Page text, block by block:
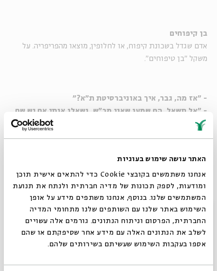
האתר עושה שימוש בעוגיות
אנחנו משתמשים בקובצי Cookie כדי להתאים אישית תוכן
ומודעות, לספק תכונות של מדיה חברתית ולנתח את תנועת
המשתמשים שלנו. בנוסף, אנחנו משתפים מידע על אופן
השימוש באתר שלנו עם השותפים שלנו מתחומי המדיה
החברתית, הפרסום וניתוח הנתונים. גורמים אלה עשויים
לשלב את הנתונים האלה עם מידע אחר שסיפקתם או שהם
אספו בעקבות השימוש שעשיתם בשירותים שלהם.
בן קיפוחים
אדם שגדל בשכונת קיפוח, או לחלופין, מוצאו מהפריפריה. על
משקל "בן טיפוחים".
- "אז מה, גבר, איך באוניברסיטת ת"א?"
- "אל תשאל, הם שמעו שאני מב"ש, ושאלו אותי אם יש שם
משהו חוץ מגמלים וחול. אני מרגיש עכשיו כמו בן
מקור: האחים סוח.
מעלה גירה
כינוי כללי לישוב קטן ושכוח אל, בדרך כלל מעבר לקווי הקו
בירוק.
סגור